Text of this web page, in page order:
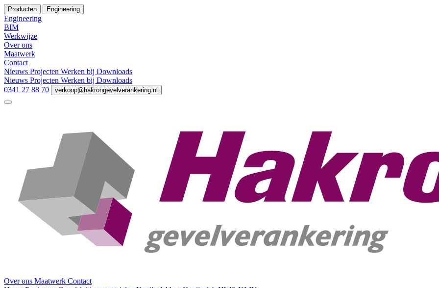
Producten Engineering
Engineering
BIM
Werkwijze
Over ons
Maatwerk
Contact
Nieuws Projecten Werken bij Downloads
Nieuws Projecten Werken bij Downloads
0341 27 88 70
verkoop@hakrongevelverankering.nl
Over ons Maatwerk Contact